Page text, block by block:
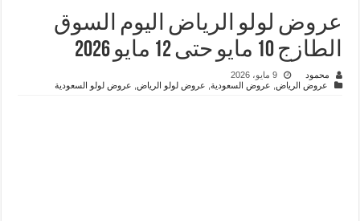
عروض لولو الرياض اليوم السوق
الطازج 10 مايو حتى 12 مايو 2026
محمود
9 مايو، 2026
عروض الرياض, عروض السعودية, عروض لولو الرياض, عروض لولو السعودية